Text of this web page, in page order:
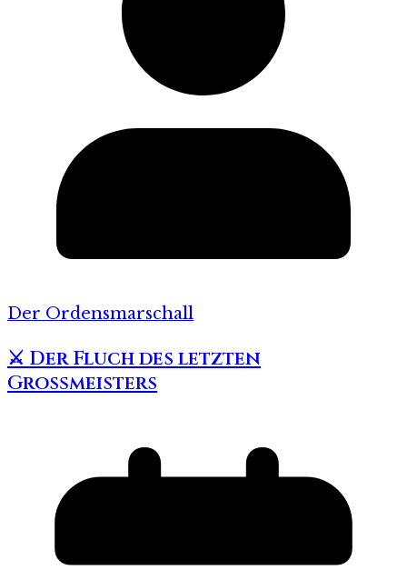
Der Ordensmarschall
⚔️ Der Fluch des letzten
Großmeisters